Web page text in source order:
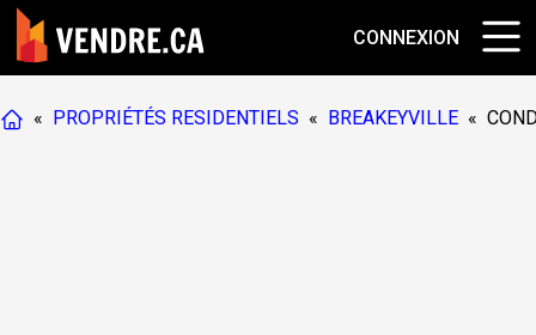
CONNEXION
« PROPRIÉTÉS RESIDENTIELS « BREAKEYVILLE «